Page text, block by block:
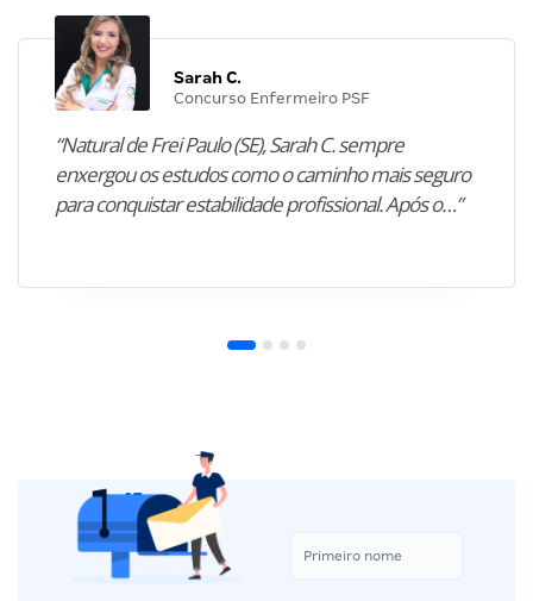
Sarah C.
Concurso Enfermeiro PSF
“Natural de Frei Paulo (SE), Sarah C. sempre
enxergou os estudos como o caminho mais seguro
para conquistar estabilidade profissional. Após o…”